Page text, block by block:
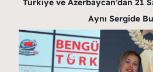
Türkiye ve Azerbaycan’dan 21
Aynı Sergide